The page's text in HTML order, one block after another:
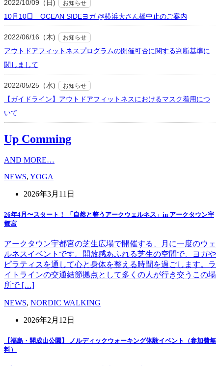
2022/10/09（日) お知らせ
10月10日 OCEAN SIDEヨガ @横浜大さん橋中止のご案内
2022/06/16（木) お知らせ
アウトドアフィットネスプログラムの開催可否に関する判断基準に
関しまして
2022/05/25（水) お知らせ
【ガイドライン】アウトドアフィットネスにおけるマスク着用につ
いて
Up Comming
AND MORE…
NEWS, YOGA
2026年3月11日
26年4月〜スタート！ 「自然と整うアークウェルネス」in アークタウン宇
都宮
アークタウン宇都宮の芝生広場で開催する、月に一度のウェ
ルネスイベントです。開放感あふれる芝生の空間で、ヨガや
ピラティスを通して心と身体を整える時間を過ごします。ラ
イトラインの交通結節拠点として多くの人が行き交うこの場
所で […]
NEWS, NORDIC WALKING
2026年2月12日
【福島・開成山公園】 ノルディックウォーキング体験イベント（参加費無
料）